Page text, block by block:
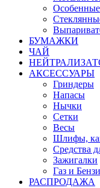
Особенные
БУМАЖКИ
ЧАЙ
АКСЕССУАРЫ
Гриндеры
Напасы
Нычки
Сетки
Весы
Шлифы,
Средства
Зажигалки
Газ и
РАСПРОДАЖА